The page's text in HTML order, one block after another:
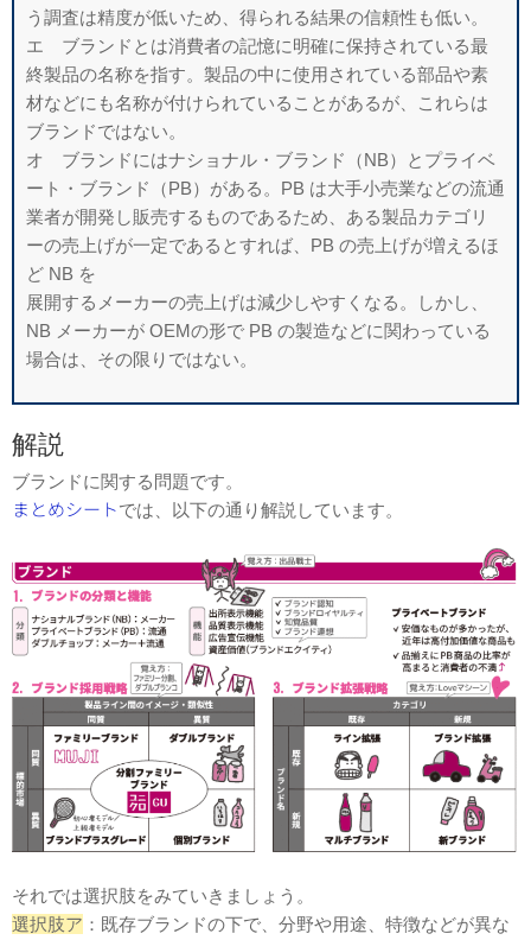
う調査は精度が低いため、得られる結果の信頼性も低い。
エ ブランドとは消費者の記憶に明確に保持されている最
終製品の名称を指す。製品の中に使用されている部品や素
材などにも名称が付けられていることがあるが、これらは
ブランドではない。
オ ブランドにはナショナル・ブランド（NB）とプライベ
ート・ブランド（PB）がある。PB は大手小売業などの流通
業者が開発し販売するものであるため、ある製品カテゴリ
ーの売上げが一定であるとすれば、PB の売上げが増えるほ
ど NB を
展開するメーカーの売上げは減少しやすくなる。しかし、
NB メーカーが OEMの形で PB の製造などに関わっている
場合は、その限りではない。
解説
ブランドに関する問題です。
まとめシートでは、以下の通り解説しています。
それでは選択肢をみていきましょう。
選択肢ア ：既存ブランドの下で、分野や用途、特徴などが異な